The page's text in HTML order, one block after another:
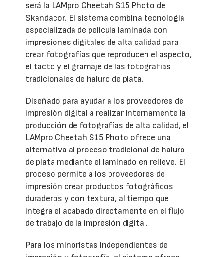
será la LAMpro Cheetah S15 Photo de
Skandacor. El sistema combina tecnología
especializada de película laminada con
impresiones digitales de alta calidad para
crear fotografías que reproducen el aspecto,
el tacto y el gramaje de las fotografías
tradicionales de haluro de plata.
Diseñado para ayudar a los proveedores de
impresión digital a realizar internamente la
producción de fotografías de alta calidad, el
LAMpro Cheetah S15 Photo ofrece una
alternativa al proceso tradicional de haluro
de plata mediante el laminado en relieve. El
proceso permite a los proveedores de
impresión crear productos fotográficos
duraderos y con textura, al tiempo que
integra el acabado directamente en el flujo
de trabajo de la impresión digital.
Para los minoristas independientes de